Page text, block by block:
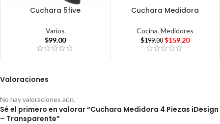
Cuchara 5five
Varios
$99.00
Cuchara Medidora
Cocina, Medidores
$199.00 $159.20
Valoraciones
No hay valoraciones aún.
Sé el primero en valorar “Cuchara Medidora 4 Piezas iDesign
– Transparente”